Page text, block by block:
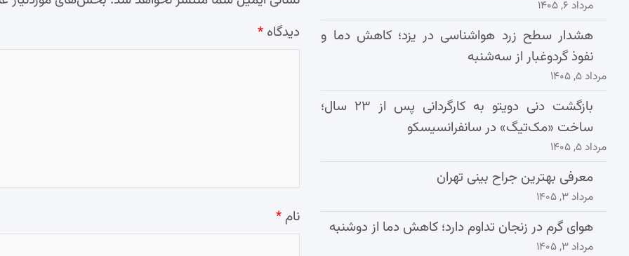
دیدگاه *
نام *
مرداد ۶, ۱۴۰۵
هشدار سطح زرد هواشناسی در یزد؛ کاهش دما و
نفوذ گردوغبار از سه‌شنبه
مرداد ۵, ۱۴۰۵
بازگشت دنی دویتو به کارگردانی پس از ۲۳ سال؛
ساخت «مک‌تیگ» در سانفرانسیسکو
مرداد ۵, ۱۴۰۵
معرفی بهترین جراح بینی تهران
مرداد ۳, ۱۴۰۵
هوای گرم در زنجان تداوم دارد؛ کاهش دما از دوشنبه
مرداد ۳, ۱۴۰۵